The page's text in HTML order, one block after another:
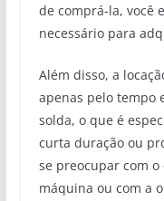
de comprá-la, você
necessário para
Além disso, a
apenas pelo tempo
solda, o que é
curta duração ou
se preocupar com
máquina ou com a